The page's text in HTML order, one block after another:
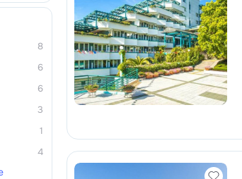
8
6
6
3
1
4